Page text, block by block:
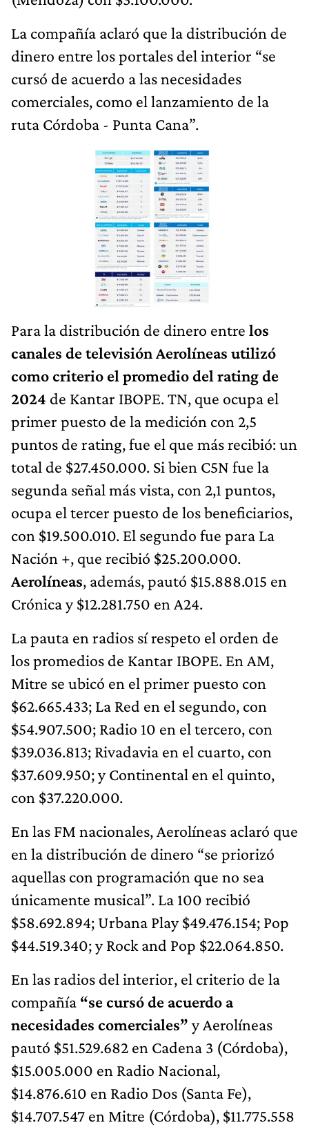
La compañía aclaró que la distribución de
dinero entre los portales del interior “se
cursó de acuerdo a las necesidades
comerciales, como el lanzamiento de la
ruta Córdoba - Punta Cana”.
Para la distribución de dinero entre los
canales de televisión Aerolíneas utilizó
como criterio el promedio del rating de
2024 de Kantar IBOPE. TN, que ocupa el
primer puesto de la medición con 2,5
puntos de rating, fue el que más recibió: un
total de $27.450.000. Si bien C5N fue la
segunda señal más vista, con 2,1 puntos,
ocupa el tercer puesto de los beneficiarios,
con $19.500.010. El segundo fue para La
Nación +, que recibió $25.200.000.
Aerolíneas, además, pautó $15.888.015 en
Crónica y $12.281.750 en A24.
La pauta en radios sí respeto el orden de
los promedios de Kantar IBOPE. En AM,
Mitre se ubicó en el primer puesto con
$62.665.433; La Red en el segundo, con
$54.907.500; Radio 10 en el tercero, con
$39.036.813; Rivadavia en el cuarto, con
$37.609.950; y Continental en el quinto,
con $37.220.000.
En las FM nacionales, Aerolíneas aclaró que
en la distribución de dinero “se priorizó
aquellas con programación que no sea
únicamente musical”. La 100 recibió
$58.692.894; Urbana Play $49.476.154; Pop
$44.519.340; y Rock and Pop $22.064.850.
En las radios del interior, el criterio de la
compañía “se cursó de acuerdo a
necesidades comerciales” y Aerolíneas
pautó $51.529.682 en Cadena 3 (Córdoba),
$15.005.000 en Radio Nacional,
$14.876.610 en Radio Dos (Santa Fe),
$14.707.547 en Mitre (Córdoba), $11.775.558